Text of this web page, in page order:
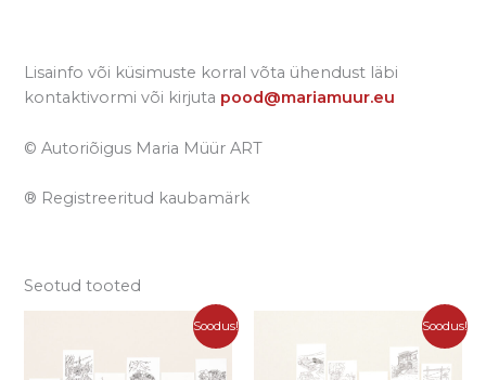
Lisainfo või küsimuste korral võta ühendust läbi
kontaktivormi või kirjuta pood@mariamuur.eu
© Autoriõigus Maria Müür ART
® Registreeritud kaubamärk
Seotud tooted
Soodus!
oli:
9,00 €.
Praegune
hind
7,70 €.
Soodus!
9,90 €.
Praegune
hind
on:
7,70 €.